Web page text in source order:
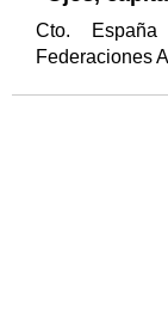
Cto.
Federaciones